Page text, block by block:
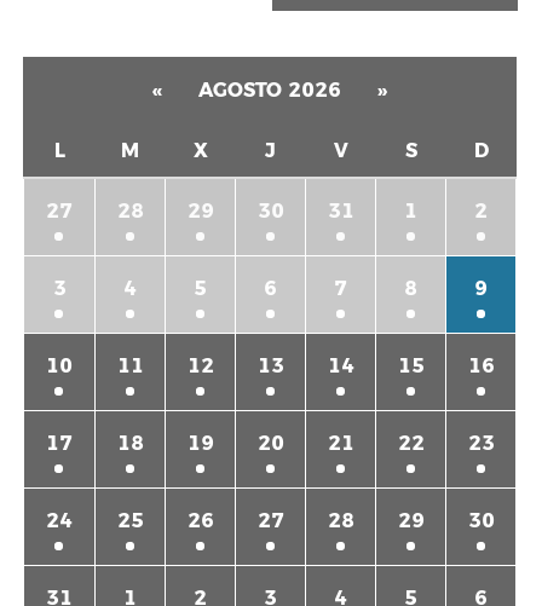
« AGOSTO 2026 »
L M X J V S D
27 28 29 30 31 1 2
3 4 5 6 7 8 9
10 11 12 13 14 15 16
17 18 19 20 21 22 23
24 25 26 27 28 29 30
31 1 2 3 4 5 6